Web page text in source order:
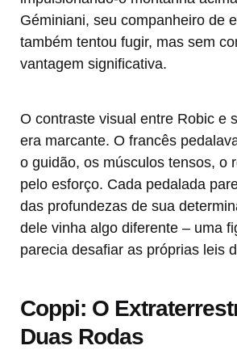
Géminiani, seu companheiro de
também tentou fugir, mas sem
vantagem significativa.
O contraste visual entre Robic e
era marcante. O francês
o guidão, os músculos tensos, o
pelo esforço. Cada pedalada
das profundezas de sua
dele vinha algo diferente – uma
parecia desafiar as próprias leis
Coppi: O
Duas Rodas